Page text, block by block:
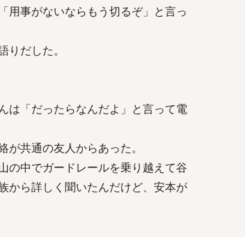
用事がないならもう切るぞ」と言っ
だした。
は「だったらなんだよ」と言って電
共通の友人からあった。
の中でガードレールを乗り越えて谷
から詳しく聞いたんだけど、安本が